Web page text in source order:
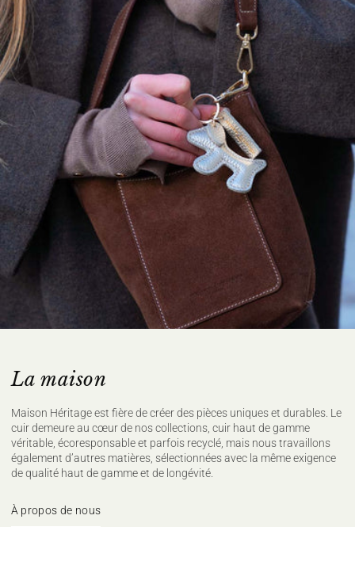
La maison
Maison Héritage est fière de créer des pièces uniques et durables. Le
cuir demeure au cœur de nos collections, cuir haut de gamme
véritable, écoresponsable et parfois recyclé, mais nous travaillons
également d’autres matières, sélectionnées avec la même exigence
de qualité haut de gamme et de longévité.
À propos de nous